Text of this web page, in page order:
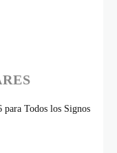
para Todos los Signos